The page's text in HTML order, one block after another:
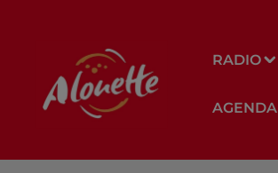
RADIO
AGENDA